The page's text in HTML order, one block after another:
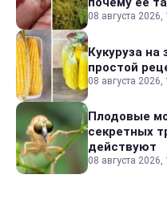
08 августа 2026,
Кукуруза на
простой
08 августа 2026,
Плодовые
секретных
действуют
08 августа 2026,